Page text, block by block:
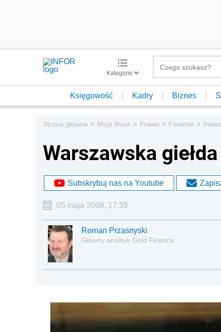
Kategorie
Księgowość Kadry Biznes
Strona główna » Moja firma » Prawo » Finanse »
Warszawska
Subskrybuj nas na Youtube
05 maja 2009, 17:39
Roman Przasnyski
Główny analityk Gold Finance.